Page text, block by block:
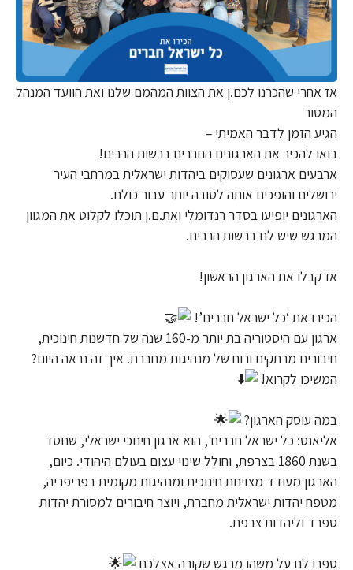
אז אחרי שהכרנו לכם.ן את הצוות המהמם שלנו ואת הוועד המנהל
המסור
הגיע הזמן לדבר האמיתי –
בואו להכיר את הארגונים החברים ברשות הרבים!
ארבעים ארגונים שעסוקים ביהדות ישראלית במרחבי העיר
ירושלים והופכים אותה לטובה יותר עבור כולנו.
הארגונים יופיעו בסדר רנדומלי ואת.ם.ן תוכלו לקלוט את המגוון
המרגש שיש לנו ברשות הרבים.
אז קבלו את הארגון הראשון!
הכירו את ‘כל ישראל חברים’!
ארגון עם היסטוריה בת יותר מ-160 שנה של חדשנות חינוכית,
חיבורים מרתקים ורוח של מנהיגות מחברת. איך זה נראה היום?
המשיכו לקרוא!
במה עוסק הארגון?
אליאנס: כל ישראל חברים', הוא ארגון חינוכי ישראלי, שנוסד
בשנת 1860 בצרפת, וחולל שינוי עצום בעולם היהודי. כיום,
הארגון מעודד מצוינות חינוכית ומנהיגות מקומית בפריפריה,
מטפח יהדות ישראלית מחברת, ויוצר חיבורים למסורת יהדות
ספרד וליהדות צרפת.
ספרו לנו על משהו מרגש שקורה אצלכם